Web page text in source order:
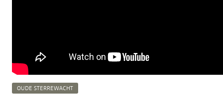
OUDE STERREWACHT